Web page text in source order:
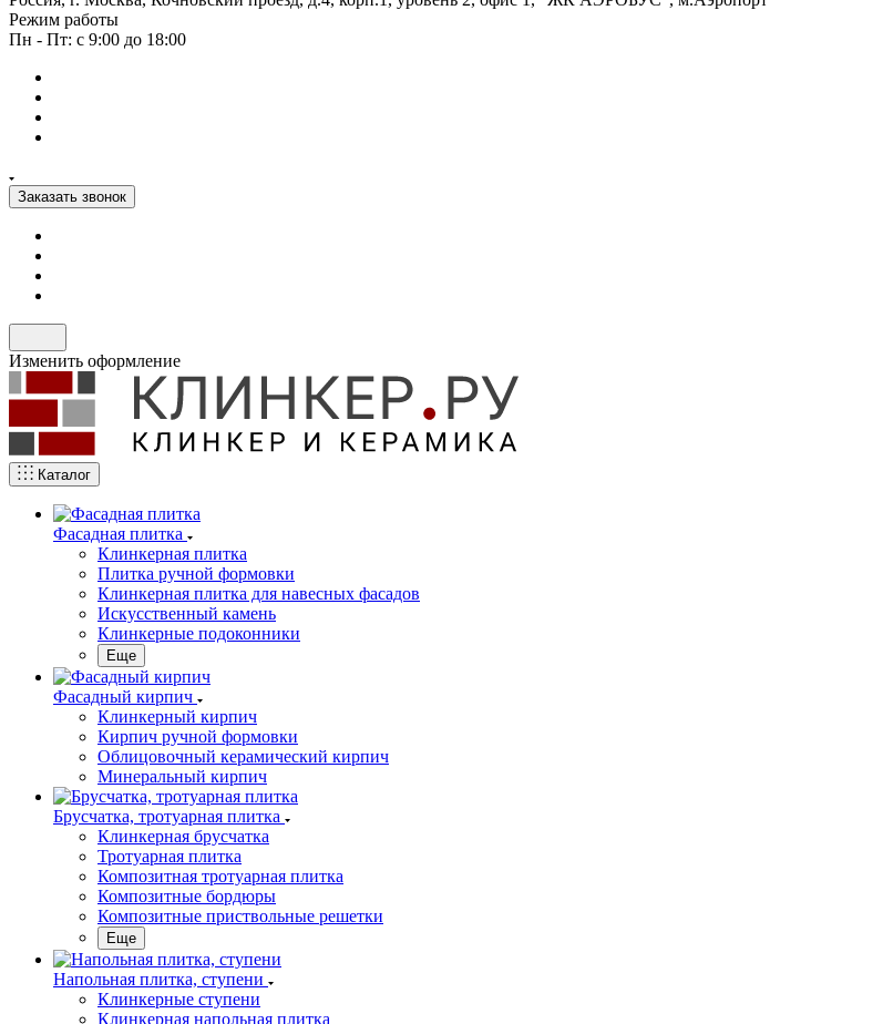
Режим работы
Пн - Пт: с 9:00 до 18:00
Заказать звонок
Изменить оформление
Каталог
Фасадная плитка
Клинкерная плитка
Плитка ручной формовки
Клинкерная плитка для навесных фасадов
Искусственный камень
Клинкерные подоконники
Еще
Фасадный кирпич
Клинкерный кирпич
Кирпич ручной формовки
Облицовочный керамический кирпич
Минеральный кирпич
Брусчатка, тротуарная плитка
Клинкерная брусчатка
Тротуарная плитка
Композитная тротуарная плитка
Композитные бордюры
Композитные приствольные решетки
Еще
Напольная плитка, ступени
Клинкерные ступени
Клинкерная напольная плитка